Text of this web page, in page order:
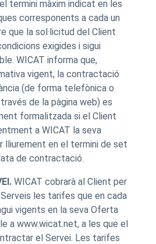
termini màxim indicat en les
corresponents a cada un
que la sol·licitud del Client
exigides i sigui
WICAT informa que,
vigent, la contractació
(de forma telefònica o
de la pàgina web) es
formalitzada si el Client
a WICAT la seva
lliurement en el termini de set
de contractació.
WICAT cobrarà al Client per
les tarifes que en cada
vigents en la seva Oferta
a www.wicat.net, a les que el
el Servei. Les tarifes